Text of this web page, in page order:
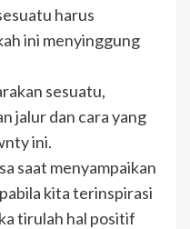
harus
ini menyinggung
sesuatu,
jalur dan cara yang
ini.
saat menyampaikan
kita terinspirasi
tirulah hal positif